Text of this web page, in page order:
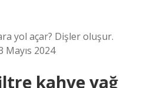
yol açar? Dişler oluşur.
Mayıs 2024
kahve yağ